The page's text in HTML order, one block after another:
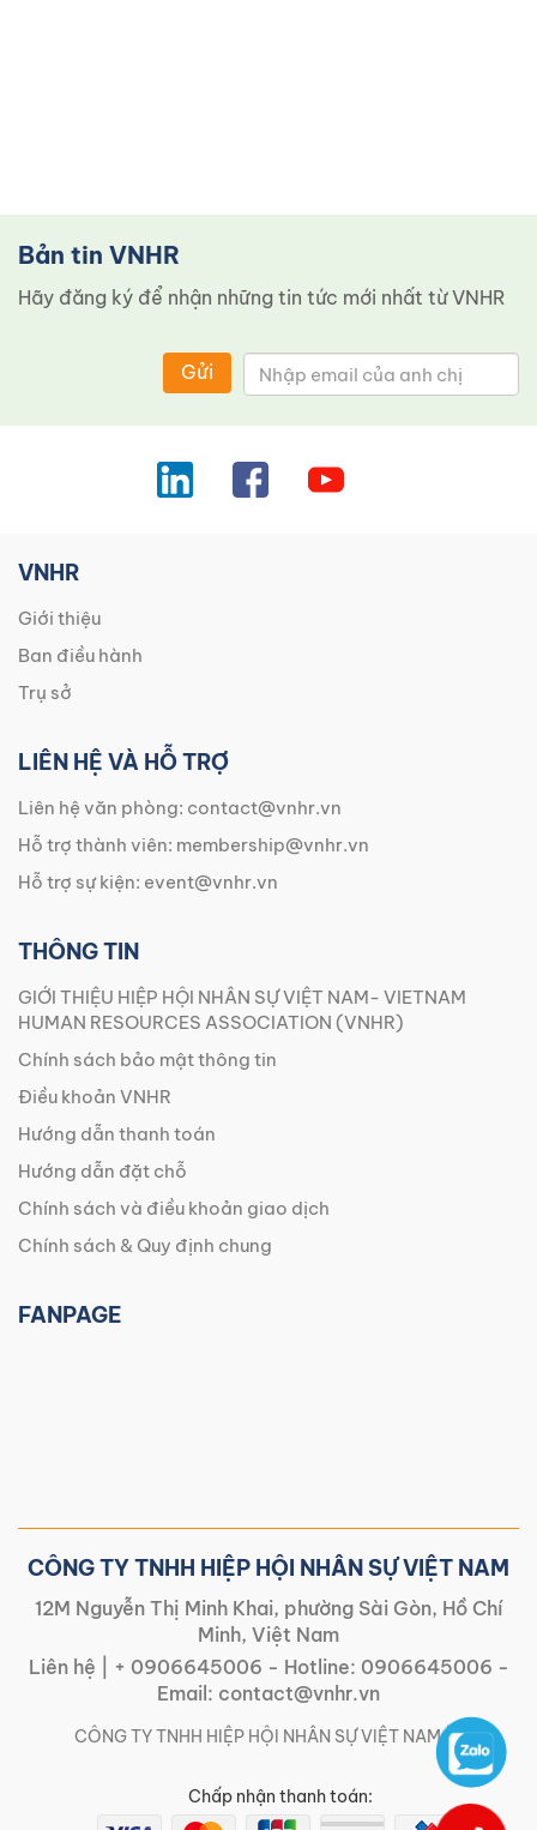
Bản tin VNHR
Hãy đăng ký để nhận những tin tức mới nhất từ ​​VNHR
Gửi
VNHR
Giới thiệu
Ban điều hành
Trụ sở
LIÊN HỆ VÀ HỖ TRỢ
Liên hệ văn phòng: contact@vnhr.vn
Hỗ trợ thành viên: membership@vnhr.vn
Hỗ trợ sự kiện: event@vnhr.vn
THÔNG TIN
GIỚI THIỆU HIỆP HỘI NHÂN SỰ VIỆT NAM- VIETNAM
HUMAN RESOURCES ASSOCIATION (VNHR)
Chính sách bảo mật thông tin
Điều khoản VNHR
Hướng dẫn thanh toán
Hướng dẫn đặt chỗ
Chính sách và điều khoản giao dịch
Chính sách & Quy định chung
FANPAGE
CÔNG TY TNHH HIỆP HỘI NHÂN SỰ VIỆT NAM
12M Nguyễn Thị Minh Khai, phường Sài Gòn, Hồ Chí
Minh, Việt Nam
Liên hệ |
+ 0906645006 - Hotline: 0906645006 -
Email: contact@vnhr.vn
CÔNG TY TNHH HIỆP HỘI NHÂN SỰ VIỆT NAM | |
Chấp nhận thanh toán: